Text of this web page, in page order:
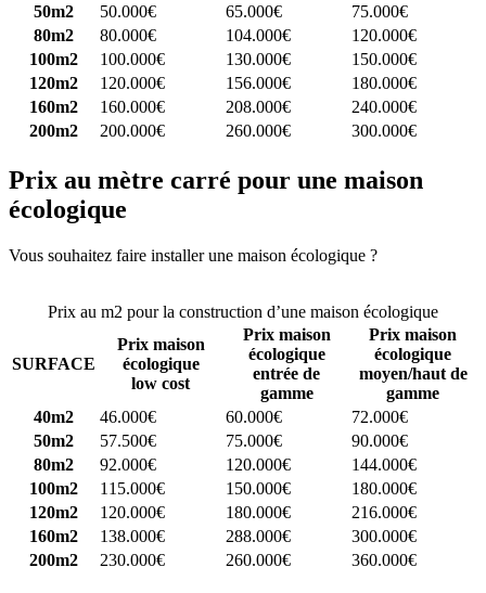
50m2
50.000€ 65.000€
75.000€
80m2
80.000€ 104.000€
120.000€
100m2
100.000€ 130.000€
150.000€
120m2
120.000€ 156.000€
180.000€
160m2
160.000€ 208.000€
240.000€
200m2
200.000€ 260.000€ 300.000€
Prix au mètre carré pour une maison
écologique
Vous souhaitez faire installer une maison écologique ?
Prix au m2 pour la construction d’une maison écologique
SURFACE
Prix maison
écologique
low cost
Prix maison
écologique
entrée de
gamme
Prix maison
écologique
moyen/haut de
gamme
40m2
46.000€ 60.000€
72.000€
50m2
57.500€ 75.000€
90.000€
80m2
92.000€ 120.000€
144.000€
100m2
115.000€ 150.000€
180.000€
120m2
120.000€ 180.000€
216.000€
160m2
138.000€ 288.000€
300.000€
200m2
230.000€ 260.000€ 360.000€